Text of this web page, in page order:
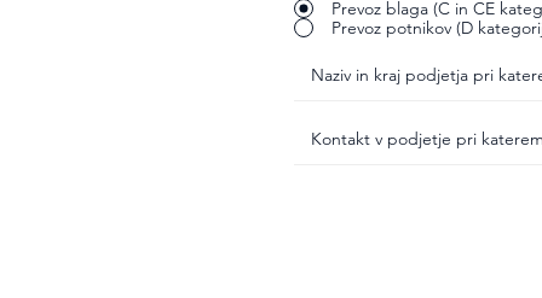
Prevoz blaga (C in CE
Prevoz potnikov (D